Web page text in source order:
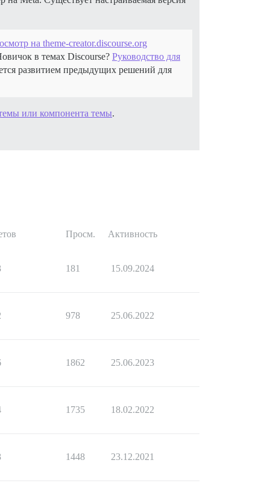
на theme-creator.discourse.org
в темах Discourse? Руководство для
развитием предыдущих решений для
или компонента темы.
Просм. Активность
181 15.09.2024
978 25.06.2022
1862 25.06.2023
1735 18.02.2022
1448 23.12.2021